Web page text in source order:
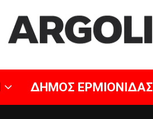
ΔΗΜΟΣ ΕΡΜΙΟΝΙΔΑΣ